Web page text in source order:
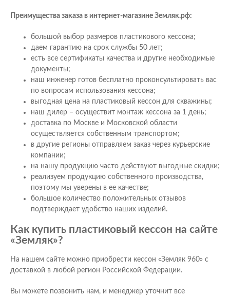
Преимущества заказа в интернет-магазине Земляк.рф:
большой выбор размеров пластикового кессона;
даем гарантию на срок службы 50 лет;
есть все сертификаты качества и другие необходимые
документы;
наш инженер готов бесплатно проконсультировать вас
по вопросам использования кессона;
выгодная цена на пластиковый кессон для скважины;
наш дилер – осуществит монтаж кессона за 1 день;
доставка по Москве и Московской области
осуществляется собственным транспортом;
в другие регионы отправляем заказ через курьерские
компании;
на нашу продукцию часто действуют выгодные скидки;
реализуем продукцию собственного производства,
поэтому мы уверены в ее качестве;
большое количество положительных отзывов
подтверждает удобство наших изделий.
Как купить пластиковый кессон на сайте
«Земляк»?
На нашем сайте можно приобрести кессон «Земляк 960» с
доставкой в любой регион Российской Федерации.
Вы можете позвонить нам, и менеджер уточнит все